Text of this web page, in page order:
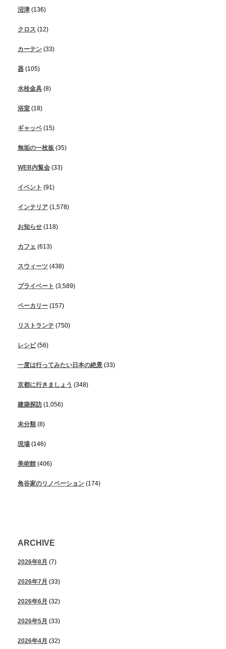
沼津 (136)
クロス (12)
カーテン (33)
器 (105)
水栓金具 (8)
浴室 (18)
ギャッベ (15)
無垢の一枚板 (35)
WEB内覧会 (33)
イベント (91)
インテリア (1,578)
お知らせ (118)
カフェ (613)
スウィーツ (438)
プライベート (3,589)
ベーカリー (157)
リストランテ (750)
レシピ(56)
一度は行ってみたい日本の絶景 (33)
京都に行きましょう (348)
建築探訪 (1,056)
未分類 (8)
現場 (146)
美術館 (406)
角谷家のリノベーション (174)
ARCHIVE
2026年8月 (7)
2026年7月 (33)
2026年6月 (32)
2026年5月 (33)
2026年4月 (32)